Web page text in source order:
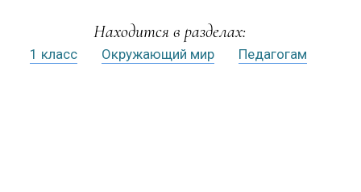
Находится в разделах:
1 класс Окружающий мир Педагогам